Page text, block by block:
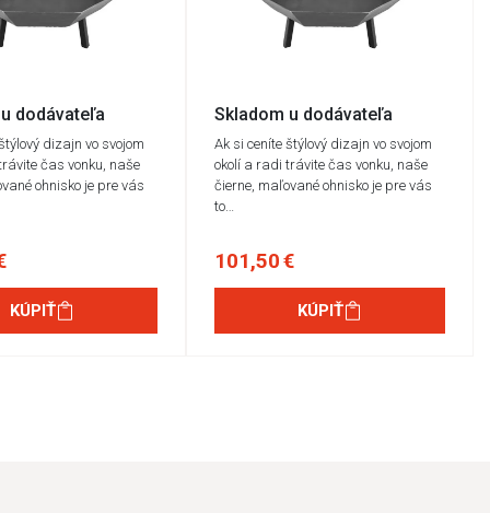
dodávateľa
dizajn vo svojom
čas vonku, naše
ohnisko je pre vás
KÚPIŤ
Skladom u dodávateľa
Ak si ceníte štýlový dizajn vo svojom
okolí a radi trávite čas vonku, naše
čierne, maľované ohnisko je pre vás
to…
101,50 €
KÚPIŤ